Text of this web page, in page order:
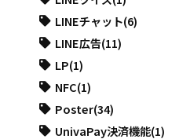
LINEチャット(6)
LINE広告(11)
LP(1)
NFC(1)
Poster(34)
UnivaPay決済機能(1)